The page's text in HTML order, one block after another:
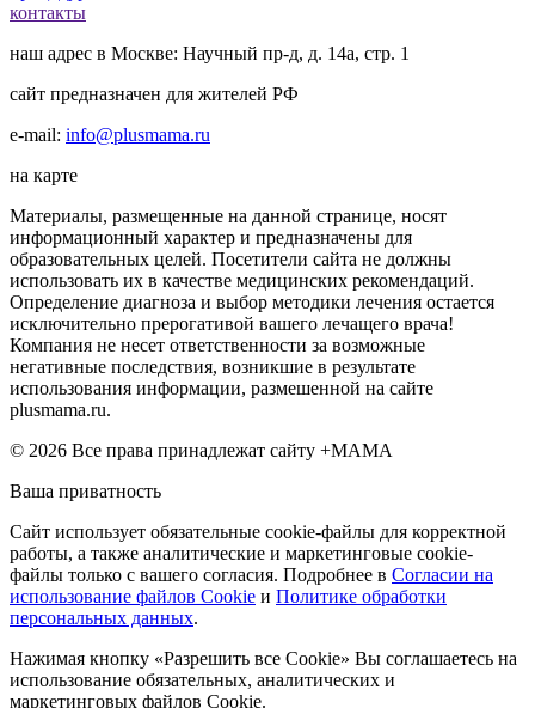
контакты
наш адрес в Москве: Научный пр-д, д. 14а, стр. 1
сайт предназначен для жителей РФ
e-mail: info@plusmama.ru
на карте
Материалы, размещенные на данной странице, носят
информационный характер и предназначены для
образовательных целей. Посетители сайта не должны
использовать их в качестве медицинских рекомендаций.
Определение диагноза и выбор методики лечения остается
исключительно прерогативой вашего лечащего врача!
Компания не несет ответственности за возможные
негативные последствия, возникшие в результате
использования информации, размешенной на сайте
plusmama.ru.
© 2026 Все права принадлежат сайту +МАМА
Ваша приватность
Сайт использует обязательные cookie-файлы для корректной
работы, а также аналитические и маркетинговые cookie-
файлы только с вашего согласия. Подробнее в Согласии на
использование файлов Cookie и Политике обработки
персональных данных.
Нажимая кнопку «Разрешить все Cookie» Вы соглашаетесь на
использование обязательных, аналитических и
маркетинговых файлов Cookie.